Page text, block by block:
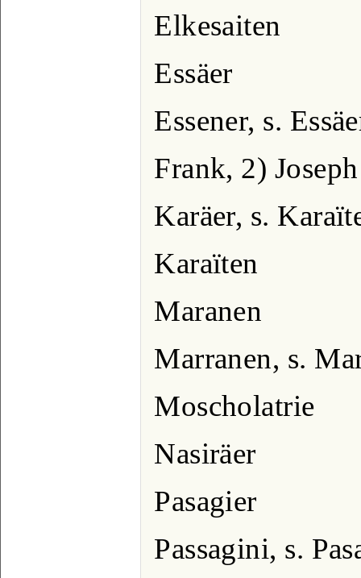
Elkesaiten
Essäer
Essener, s.
Frank, 2) Joseph
Karäer, s.
Karaïten
Maranen
Marranen, s.
Moscholatrie
Nasiräer
Pasagier
Passagini, s.